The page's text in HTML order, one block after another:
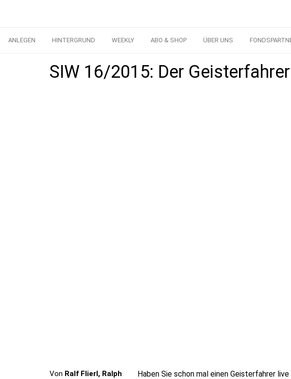
ANLEGEN HINTERGRUND WEEKLY ABO & SHOP ÜBER UNS
SIW 16/2015: Der
Von Ralf Flierl, Ralph
Haben Sie schon mal einen Geisterfahrer